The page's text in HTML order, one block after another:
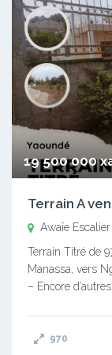
19 500 000
Terrain A
Awaïe Escalier
Terrain Titré de
Manassa, vers
– Encore
970